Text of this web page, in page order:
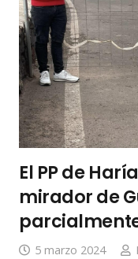
El PP de
mirador de
5 marzo 2024